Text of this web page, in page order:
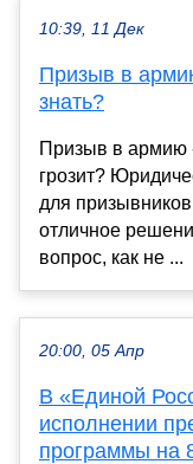
10:39, 11 Дек
Призыв в
знать?
Призыв в армию
грозит? Юридическая консультация
для
отличное
вопрос, как не ...
20:00, 05 Апр
В «Единой
исполнении
программы на